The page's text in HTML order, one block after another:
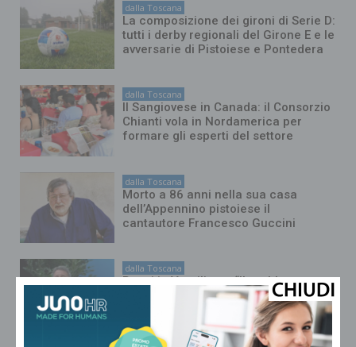
dalla Toscana
La composizione dei gironi di Serie D:
tutti i derby regionali del Girone E e le
avversarie di Pistoiese e Pontedera
dalla Toscana
Il Sangiovese in Canada: il Consorzio
Chianti vola in Nordamerica per
formare gli esperti del settore
dalla Toscana
Morto a 86 anni nella sua casa
dell’Appennino pistoiese il
cantautore Francesco Guccini
dalla Toscana
Renzi in Versiliana: “Il problema non
sono le primarie. Ma Meloni che
vuole andare al Quirinale con
Vannacci premier e Salvini al
Viminale”